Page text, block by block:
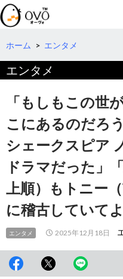
検
索
コ
テ
へ
ホーム > エンタメ
エンタメ
「もしもこの世
こにあるのだろ
シェークスピア
ドラマだった」
上順）もトニー
に稽古していて
エンタメ 2025年12月18日